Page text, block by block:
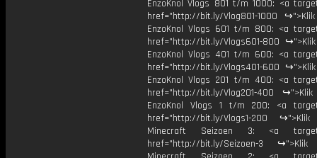
EnzoKnol Vlogs 801 t/m 1000: <a
href="http://bit.ly/Vlog801-1000
EnzoKnol Vlogs 601 t/m 800: <a
href="http://bit.ly/Vlogs601-800
EnzoKnol Vlogs 401 t/m 600: <a
href="http://bit.ly/Vlogs401-600
EnzoKnol Vlogs 201 t/m 400: <a
href="http://bit.ly/Vlog201-400
EnzoKnol Vlogs 1 t/m 200: <a
href="http://bit.ly/Vlogs1-200
Minecraft Seizoen 3: <a
href="http://bit.ly/Seizoen-3 ↪">Klik